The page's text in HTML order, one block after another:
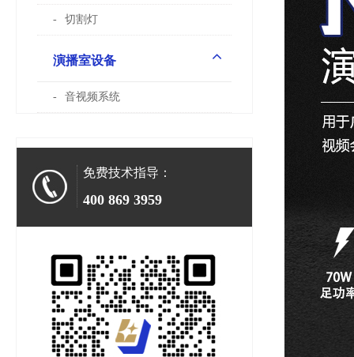
切割灯
演播室设备
音视频系统
免费技术指导：
400 869 3959